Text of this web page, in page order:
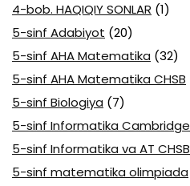
4-bob. HAQIQIY SONLAR (1)
5-sinf Adabiyot (20)
5-sinf AHA Matematika (32)
5-sinf AHA Matematika CHSB
5-sinf Biologiya (7)
5-sinf Informatika Cambridge
5-sinf Informatika va AT CHSB
5-sinf matematika olimpiada